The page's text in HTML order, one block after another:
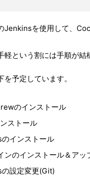
Jenkinsを使用して、
軽という割には手順が
を予定しています。
のインストール
ストール
インストール
ンのインストール＆アッ
設定変更(Git)